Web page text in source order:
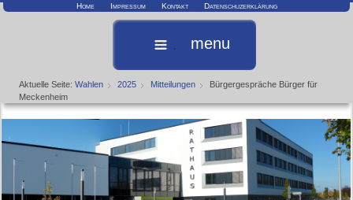
Home Impressum Kontakt Datenschuzerklärung
menu
Aktuelle Seite:Wahlen 2025 Mitteilungen
Bürgergespräche Bürger für
Meckenheim